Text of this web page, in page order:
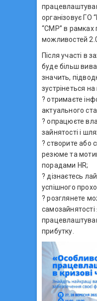
організовує ГО
“СМР” в рамках
можливостей
Після участі в
буде більш
значить,
зустрінеться
? отримаєте
актуального
? опрацюєте
зайнятості і
? створите або
резюме та
порадами HR;
? дізнаєтесь
успішного
? розглянете
прибутку.